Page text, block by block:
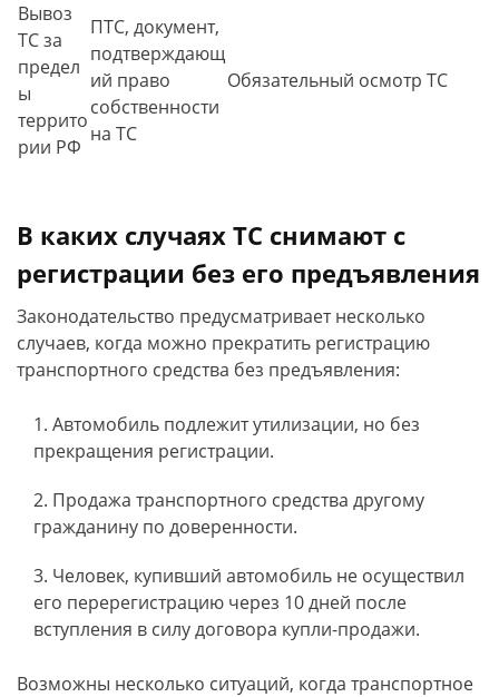
Вывоз
ТС за
предел
ы
террито
рии РФ
ПТС, документ,
подтверждающ
ий право
собственности
на ТС
Обязательный осмотр ТС
В каких случаях ТС снимают с
регистрации без его предъявления
Законодательство предусматривает несколько
случаев, когда можно прекратить регистрацию
транспортного средства без предъявления:
Автомобиль подлежит утилизации, но без
прекращения регистрации.
Продажа транспортного средства другому
гражданину по доверенности.
Человек, купивший автомобиль не осуществил
его перерегистрацию через 10 дней после
вступления в силу договора купли-продажи.
Возможны несколько ситуаций, когда транспортное